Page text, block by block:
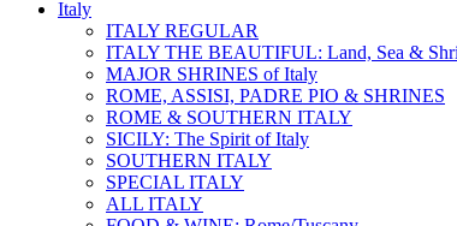
Italy
ITALY REGULAR
ITALY THE BEAUTIFUL: Land, Sea &
MAJOR SHRINES of Italy
ROME, ASSISI, PADRE PIO & SHRINES
ROME & SOUTHERN ITALY
SICILY: The Spirit of Italy
SOUTHERN ITALY
SPECIAL ITALY
ALL ITALY